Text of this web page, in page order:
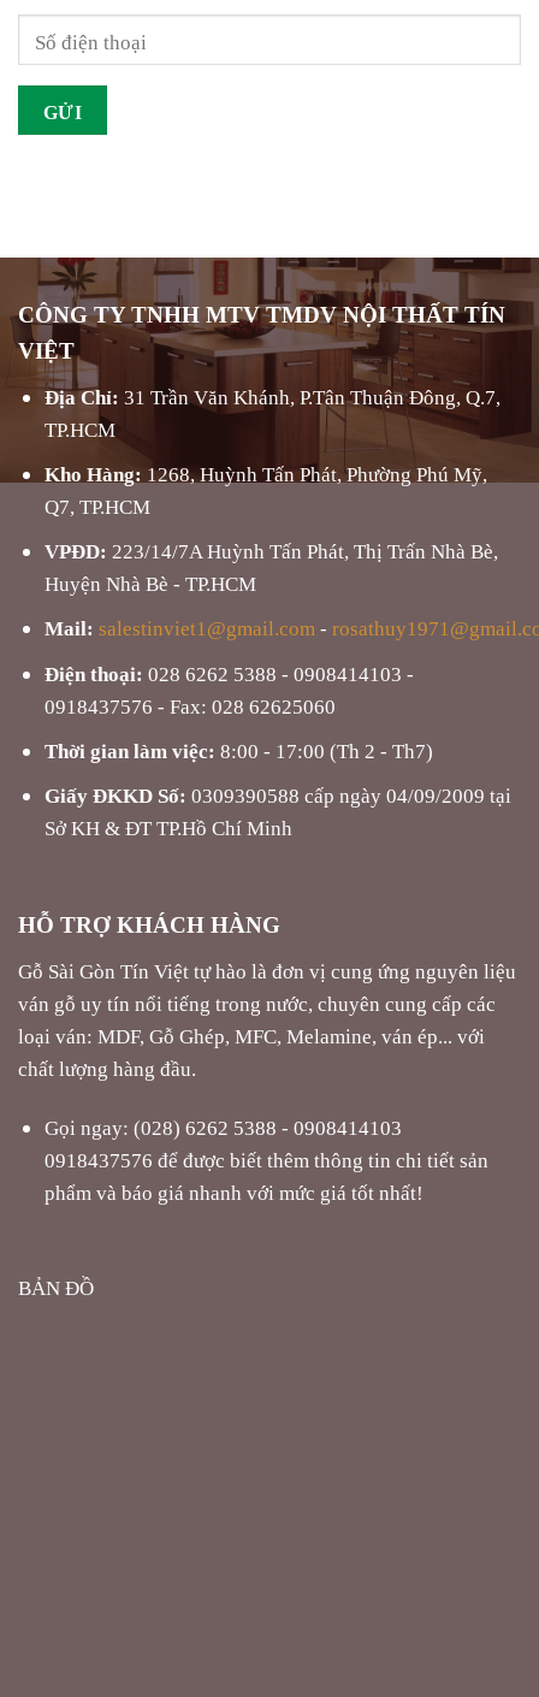
CÔNG TY TNHH MTV TMDV NỘI THẤT TÍN
VIỆT
Địa Chỉ: 31 Trần Văn Khánh, P.Tân Thuận Đông, Q.7,
TP.HCM
Kho Hàng: 1268, Huỳnh Tấn Phát, Phường Phú Mỹ,
Q7, TP.HCM
VPĐD: 223/14/7A Huỳnh Tấn Phát, Thị Trấn Nhà Bè,
Huyện Nhà Bè - TP.HCM
Mail: salestinviet1@gmail.com -
Điện thoại: 028 6262 5388 - 0908414103 -
0918437576 - Fax: 028 62625060
Thời gian làm việc: 8:00 - 17:00 (Th 2 - Th7)
Giấy ĐKKD Số: 0309390588 cấp ngày 04/09/2009 tại
Sở KH & ĐT TP.Hồ Chí Minh
HỖ TRỢ KHÁCH HÀNG
Gỗ Sài Gòn Tín Việt tự hào là đơn vị cung ứng nguyên liệu
ván gỗ uy tín nổi tiếng trong nước, chuyên cung cấp các
loại ván: MDF, Gỗ Ghép, MFC, Melamine, ván ép... với
chất lượng hàng đầu.
Gọi ngay: (028) 6262 5388 - 0908414103
0918437576 để được biết thêm thông tin chi tiết sản
phẩm và báo giá nhanh với mức giá tốt nhất!
BẢN ĐỒ